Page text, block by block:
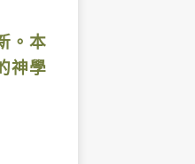
。本
神學